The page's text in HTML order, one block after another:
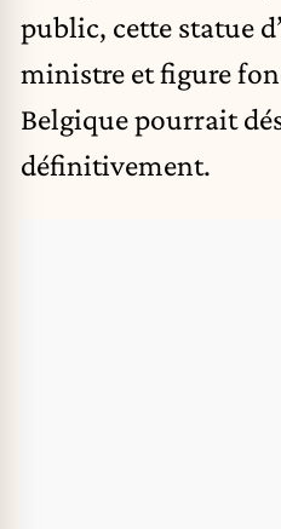
public, cette statue
ministre et figure
Belgique pourrait
définitivement.